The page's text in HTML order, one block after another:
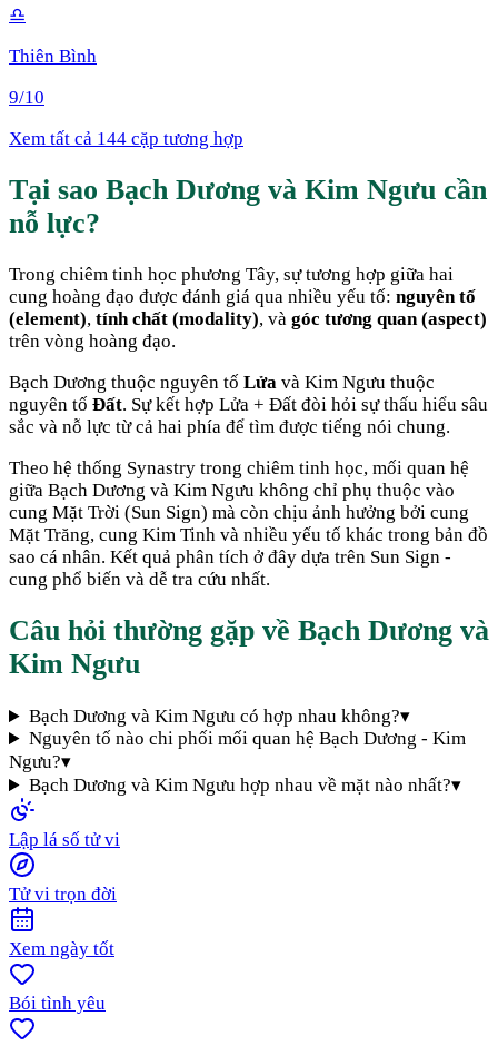
♎
Thiên Bình
9/10
Xem tất cả 144 cặp tương hợp
Tại sao Bạch Dương và Kim Ngưu cần
nỗ lực?
Trong chiêm tinh học phương Tây, sự tương hợp giữa hai
cung hoàng đạo được đánh giá qua nhiều yếu tố: nguyên tố
(element), tính chất (modality), và góc tương quan (aspect)
trên vòng hoàng đạo.
Bạch Dương thuộc nguyên tố Lửa và Kim Ngưu thuộc
nguyên tố Đất. Sự kết hợp Lửa + Đất đòi hỏi sự thấu hiểu sâu
sắc và nỗ lực từ cả hai phía để tìm được tiếng nói chung.
Theo hệ thống Synastry trong chiêm tinh học, mối quan hệ
giữa Bạch Dương và Kim Ngưu không chỉ phụ thuộc vào
cung Mặt Trời (Sun Sign) mà còn chịu ảnh hưởng bởi cung
Mặt Trăng, cung Kim Tinh và nhiều yếu tố khác trong bản đồ
sao cá nhân. Kết quả phân tích ở đây dựa trên Sun Sign -
cung phổ biến và dễ tra cứu nhất.
Câu hỏi thường gặp về Bạch Dương và
Kim Ngưu
Bạch Dương và Kim Ngưu có hợp nhau không?▾
Nguyên tố nào chi phối mối quan hệ Bạch Dương - Kim
Ngưu?▾
Bạch Dương và Kim Ngưu hợp nhau về mặt nào nhất?▾
Lập lá số tử vi
Tử vi trọn đời
Xem ngày tốt
Bói tình yêu